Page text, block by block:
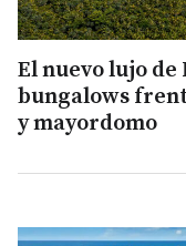
El nuevo lujo
bungalows
y mayordomo